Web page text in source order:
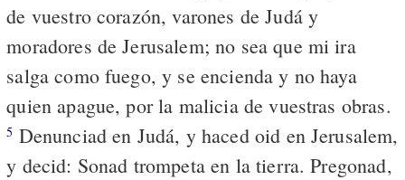
de vuestro corazón, varones de Judá y
moradores de Jerusalem; no sea que mi ira
salga como fuego, y se encienda y no haya
quien apague, por la malicia de vuestras obras.
5 Denunciad en Judá, y haced oid en Jerusalem,
y decid: Sonad trompeta en la tierra. Pregonad,